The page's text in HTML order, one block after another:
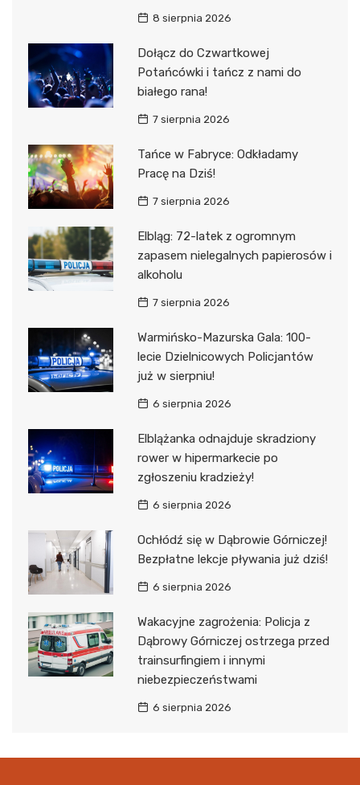
8 sierpnia 2026
Dołącz do Czwartkowej
Potańcówki i tańcz z nami do
białego rana!
7 sierpnia 2026
Tańce w Fabryce: Odkładamy
Pracę na Dziś!
7 sierpnia 2026
Elbląg: 72-latek z ogromnym
zapasem nielegalnych papierosów i
alkoholu
7 sierpnia 2026
Warmińsko-Mazurska Gala: 100-
lecie Dzielnicowych Policjantów
już w sierpniu!
6 sierpnia 2026
Elblążanka odnajduje skradziony
rower w hipermarkecie po
zgłoszeniu kradzieży!
6 sierpnia 2026
Ochłódź się w Dąbrowie Górniczej!
Bezpłatne lekcje pływania już dziś!
6 sierpnia 2026
Wakacyjne zagrożenia: Policja z
Dąbrowy Górniczej ostrzega przed
trainsurfingiem i innymi
niebezpieczeństwami
6 sierpnia 2026